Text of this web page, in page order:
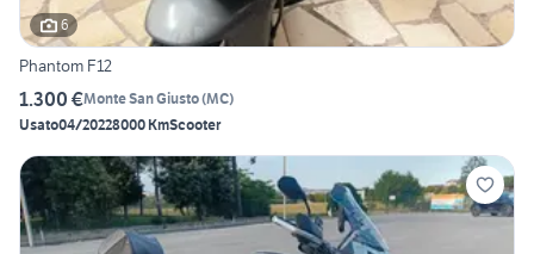
6
Phantom F12
1.300 €Monte San Giusto(MC)
Usato04/20228000 KmScooter